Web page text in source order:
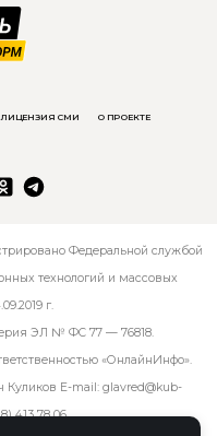
ЛИЦЕНЗИЯ СМИ О ПРОЕКТЕ
Федеральной службой
технологий и массовых
г.
ЭЛ № ФС 77 — 76818.
«ОнлайнИнфо».
Куликов E-mail: glavred@kub-
413 78 06.